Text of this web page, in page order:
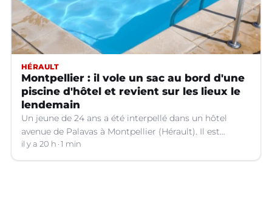
HÉRAULT
Montpellier : il vole un sac au bord d'une
piscine d'hôtel et revient sur les lieux le
lendemain
Un jeune de 24 ans a été interpellé dans un hôtel
avenue de Palavas à Montpellier (Hérault). Il est
suspecté d'avoir volé le sac d'une cliente.
il y a 20 h 1 min